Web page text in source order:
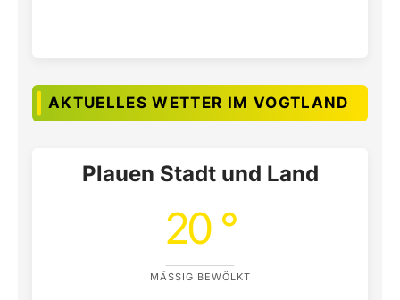
AKTUELLES WETTER IM VOGTLAND
Plauen Stadt und Land
20 °
MÄSSIG BEWÖLKT